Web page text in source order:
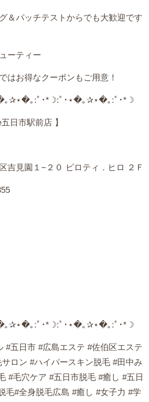
＆パッチテストからでも大歓迎です
ーティー
はお得なクーポンもご用意！
｡✰⋆�｡ :ﾟ･* ☽:ﾟ･⋆�｡✰⋆�｡ :ﾟ･* ☽
五日市駅前店 】
吉見園１−２０ ピロティ．ヒロ ２Ｆ
｡✰⋆�｡ :ﾟ･* ☽:ﾟ･⋆�｡✰⋆�｡ :ﾟ･* ☽
#五日市 #広島エステ #佐伯区エステ
ロン #ハイパースキン脱毛 #田中み
#毛穴ケア #五日市脱毛 #癒し #五日
毛#全身脱毛広島 #癒し #女子力 #学